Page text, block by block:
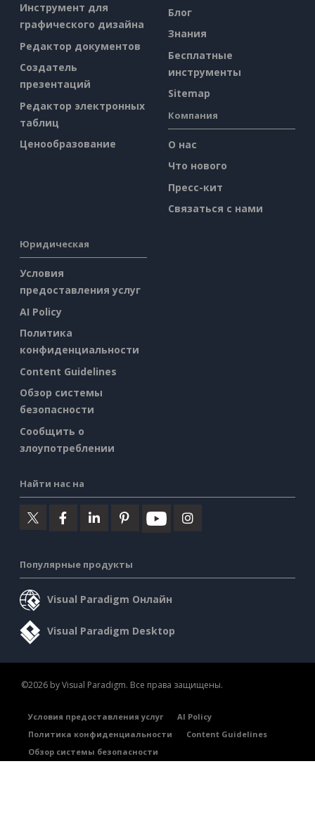
Инструмент для
графического дизайна
Редактор документов
Создатель
презентаций
Редактор электронных
таблиц
Ценообразование
Блог
Знания
Бесплатные
инструменты
Sitemap
Компания
О нас
Что нового
Пресс-кит
Связаться с нами
Юридическая
Условия
предоставления услуг
AI Policy
Политика
конфиденциальности
Content Guidelines
Обзор системы
безопасности
Сообщить о
злоупотреблении
Найти нас на
Популярные продукты
Visual Paradigm Онлайн
Visual Paradigm Desktop
©2026 by Visual Paradigm. Все права защищены.
Условия предоставления услуг
AI Policy
Политика конфиденциальности
Content Guidelines
Обзор системы безопасности